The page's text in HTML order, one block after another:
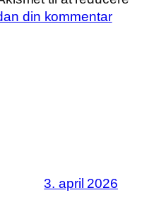
din kommentar
3. april 2026